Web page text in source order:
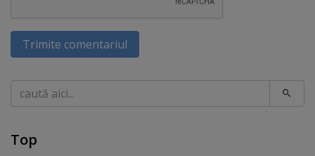
Trimite comentariul
Caută
Top